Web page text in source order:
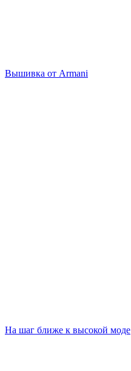
Вышивка от Armani
На шаг ближе к высокой моде